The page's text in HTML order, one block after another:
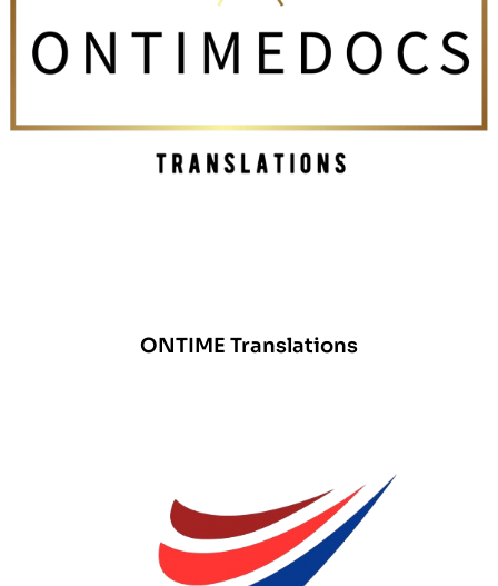
ONTIME Translations